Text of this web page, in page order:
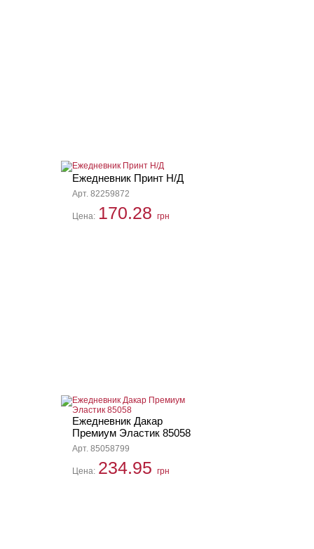
Ежедневник Принт Н/Д
Арт. 82259872
Цена: 170.28 грн
Ежедневник Дакар
Премиум Эластик 85058
Арт. 85058799
Цена: 234.95 грн